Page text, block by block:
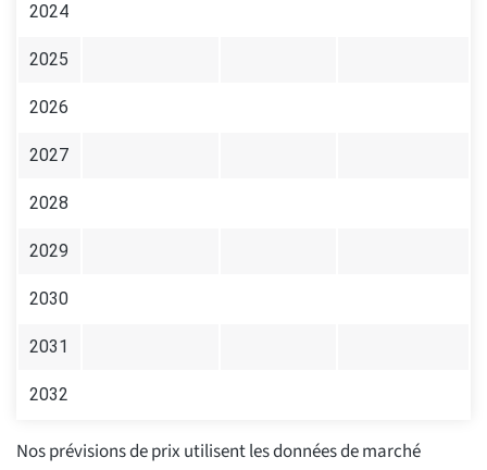
2024
2025
2026
2027
2028
2029
2030
2031
2032
Nos prévisions de prix utilisent les données de marché